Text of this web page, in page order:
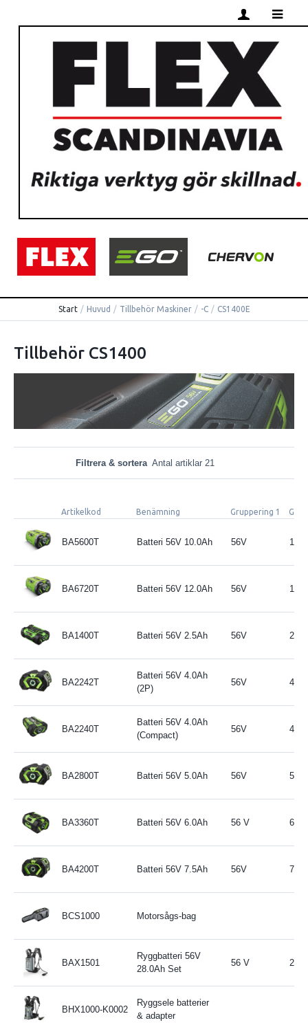
Start / Huvud / Tillbehör Maskiner / -C / CS1400E
Tillbehör CS1400
Filtrera & sortera Antal artiklar 21
Artikelkod Benämning Gruppering 1
BA5600T Batteri 56V 10.0Ah 56V
BA6720T Batteri 56V 12.0Ah 56V
BA1400T Batteri 56V 2.5Ah 56V
BA2242T
Batteri 56V 4.0Ah
(2P)
56V
BA2240T
Batteri 56V 4.0Ah
(Compact)
56V
BA2800T Batteri 56V 5.0Ah 56V
BA3360T Batteri 56V 6.0Ah 56 V
BA4200T Batteri 56V 7.5Ah 56V
BCS1000 Motorsågs-bag
BAX1501
Ryggbatteri 56V
28.0Ah Set
56 V 28
BHX1000-K0002
Ryggsele batterier
& adapter